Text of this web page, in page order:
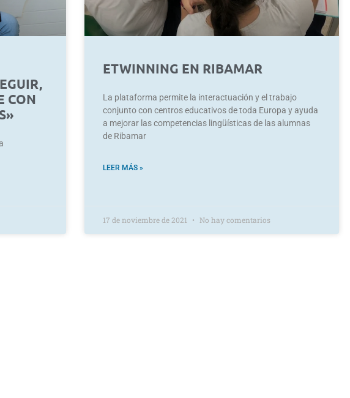
CON
ETWINNING EN RIBAMAR
La plataforma permite la interactuación y el trabajo
conjunto con centros educativos de toda Europa y ayuda
a mejorar las competencias lingüísticas de las alumnas
de Ribamar
LEER MÁS »
17 de noviembre de 2021 No hay comentarios